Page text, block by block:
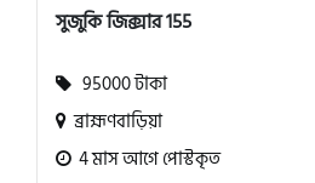
সুজুকি জিক্সার 155
95000 টাকা
ব্রাহ্মণবাড়িয়া
4 মাস আগে পোস্টকৃত